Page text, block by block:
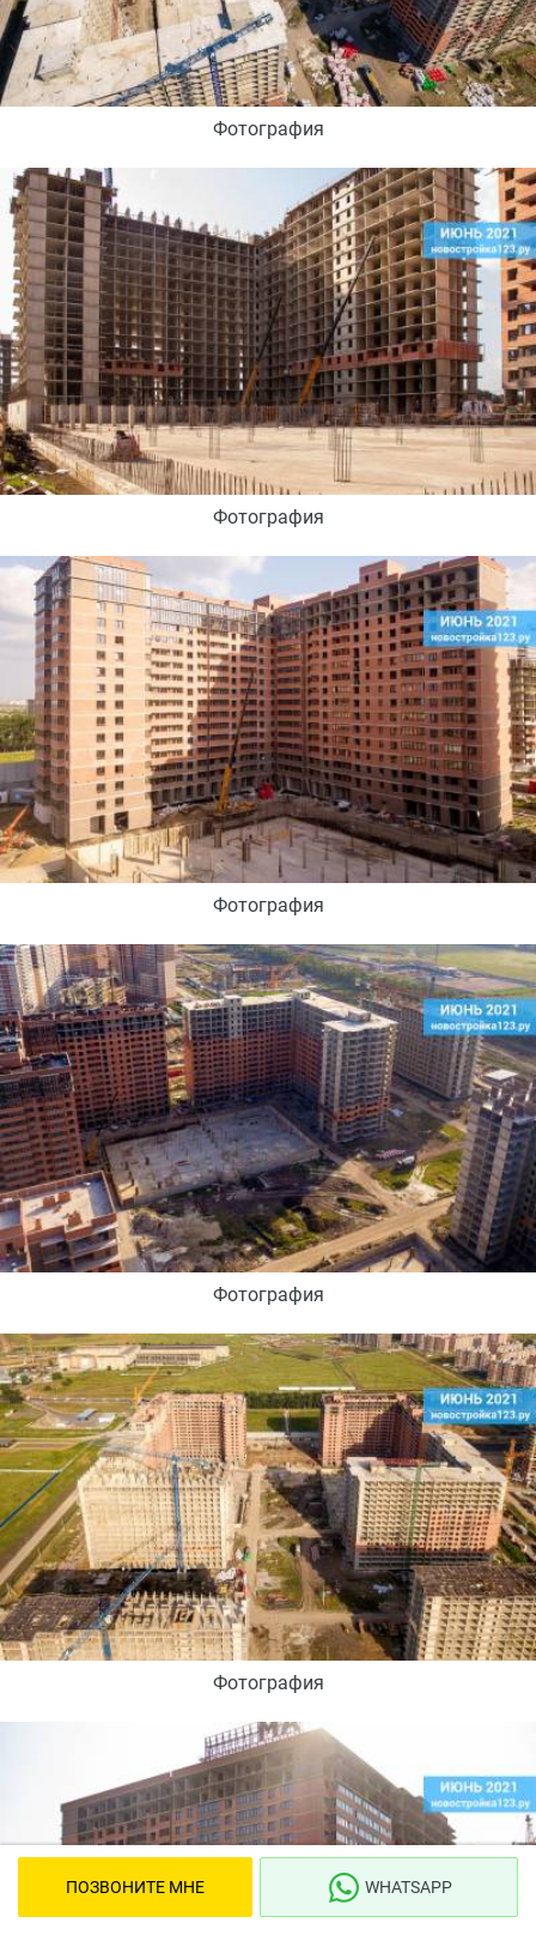
Фотография
Фотография
Фотография
Фотография
Фотография
ПОЗВОНИТЕ МНЕ WHATSAPP